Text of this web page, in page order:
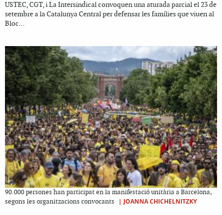
USTEC, CGT, i La Intersindical convoquen una aturada parcial el 23 de
setembre a la Catalunya Central per defensar les famílies que viuen al
Bloc...
90.000 persones han participat en la manifestació unitària a Barcelona,
segons les organitzacions convocants
| JOANNA CHICHELNITZKY